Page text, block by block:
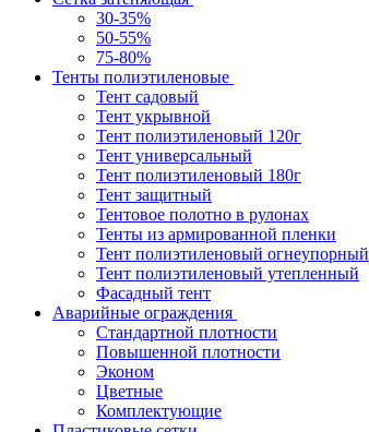
30-35%
50-55%
75-80%
Тенты полиэтиленовые
Тент садовый
Тент укрывной
Тент полиэтиленовый 120г
Тент универсальный
Тент полиэтиленовый 180г
Тент защитный
Тентовое полотно в рулонах
Тенты из армированной пленки
Тент полиэтиленовый огнеупорный
Тент полиэтиленовый утепленный
Фасадный тент
Аварийные ограждения
Стандартной плотности
Повышенной плотности
Эконом
Цветные
Комплектующие